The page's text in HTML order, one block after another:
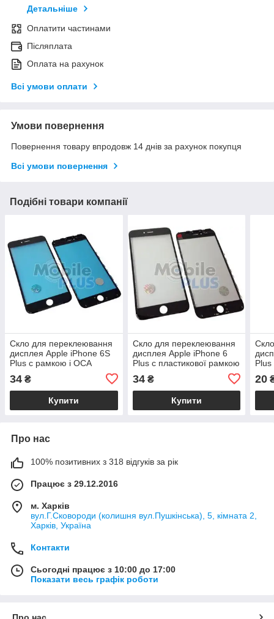
Детальніше
Оплатити частинами
Післяплата
Оплата на рахунок
Всі умови оплати
Умови повернення
Повернення товару впродовж 14 днів за рахунок покупця
Всі умови повернення
Подібні товари компанії
Скло для переклеювання
дисплея Apple iPhone 6S
Plus c рамкою і OCA
34 ₴
Купити
Скло для переклеювання
дисплея Apple iPhone 6
Plus c пластикової рамкою
34₴
Купити
Plus
20
Про нас
100% позитивних з 318 відгуків за рік
Працює з 29.12.2016
м. Харків
вул.Г.Сковороди (колишня вул.Пушкінська), 5, кімната 2,
Харків, Україна
Контакти
Сьогодні працює з 10:00 до 17:00
Показати весь графік роботи